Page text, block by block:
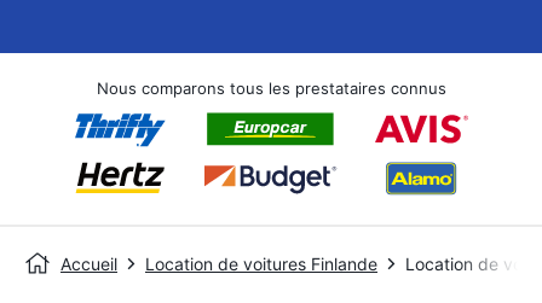
Nous comparons tous les prestataires connus
Accueil Location de voitures Finlande Location de